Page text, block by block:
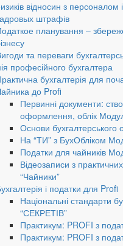
відносин з персоналом
штрафів
планування –
та переваги
професійного бухгалтера
бухгалтерія для
до Profi
Первинні документи:
оформлення, облік
Основи бухгалтерського
На “ТИ” з БухОбліком
Податки для чайників
Відеозаписи з
“Чайники”
і податки для Profi
Національні стандарти
“СЕКРЕТІВ”
Практикум: PROFI з
Практикум: PROFI з